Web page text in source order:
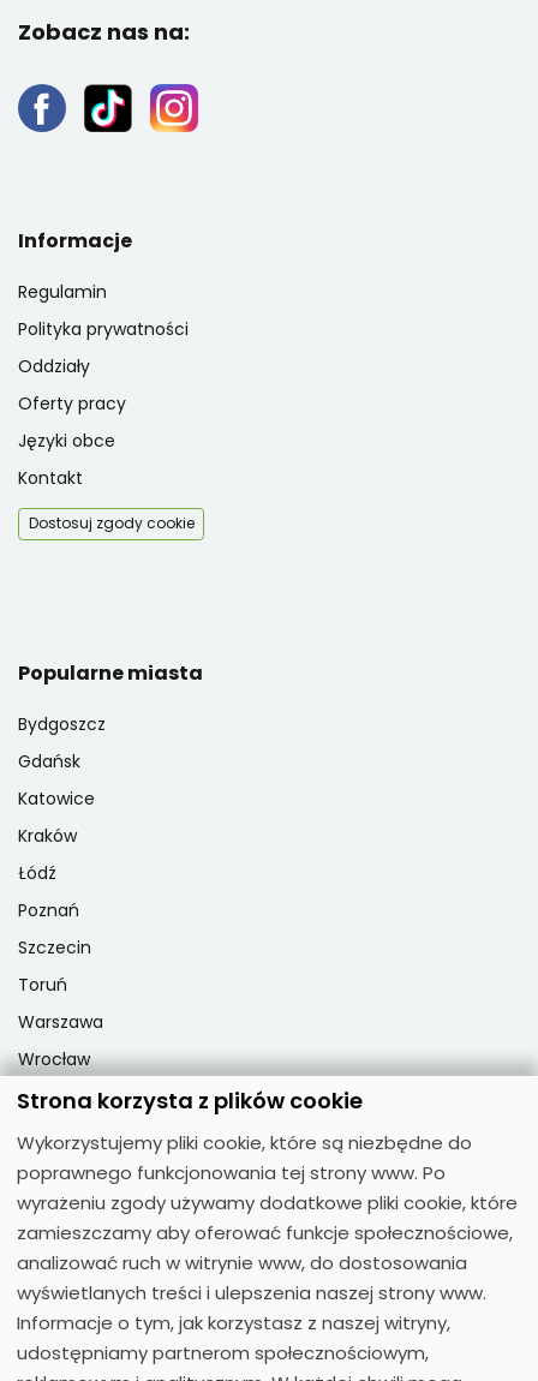
Zobacz nas na:
Informacje
Regulamin
Polityka prywatności
Oddziały
Oferty pracy
Języki obce
Kontakt
Dostosuj zgody cookie
Popularne miasta
Bydgoszcz
Gdańsk
Katowice
Kraków
Łódź
Poznań
Szczecin
Toruń
Warszawa
Wrocław
Popularne przedmioty
Matematyka
Fizyka
Chemia
Język polski
Biologia
Strona korzysta z plików cookie
Wykorzystujemy pliki cookie, które są niezbędne do
poprawnego funkcjonowania tej strony www. Po
wyrażeniu zgody używamy dodatkowe pliki cookie, które
zamieszczamy aby oferować funkcje społecznościowe,
analizować ruch w witrynie www, do dostosowania
wyświetlanych treści i ulepszenia naszej strony www.
Informacje o tym, jak korzystasz z naszej witryny,
udostępniamy partnerom społecznościowym,